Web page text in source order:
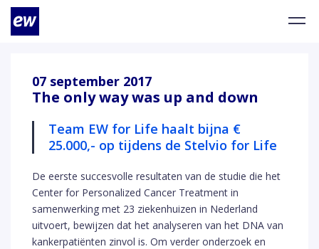
07 september 2017
The only way was up and down
Team EW for Life haalt bijna €
25.000,- op tijdens de Stelvio for Life
De eerste succesvolle resultaten van de studie die het
Center for Personalized Cancer Treatment in
samenwerking met 23 ziekenhuizen in Nederland
uitvoert, bewijzen dat het analyseren van het DNA van
kankerpatiënten zinvol is. Om verder onderzoek en